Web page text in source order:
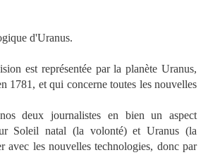
d'Uranus.
est représentée par la planète Uranus,
1781, et qui concerne toutes les nouvelles
deux journalistes en bien un aspect
Soleil natal (la volonté) et Uranus (la
avec les nouvelles technologies, donc par